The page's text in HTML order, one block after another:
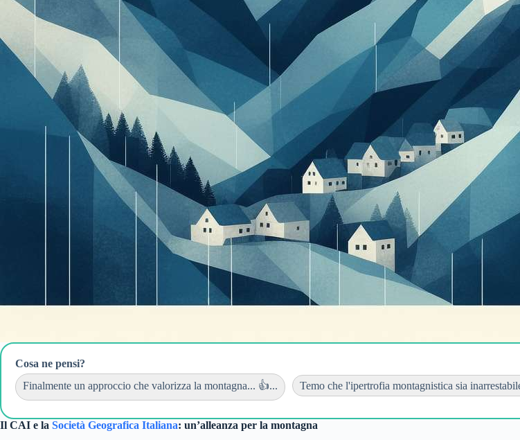
Cosa ne pensi?
Finalmente un approccio che valorizza la montagna... 👍...
Temo che l'ipertrofia montagnistica sia
Il CAI e la Società Geografica Italiana: un’alleanza per la montagna